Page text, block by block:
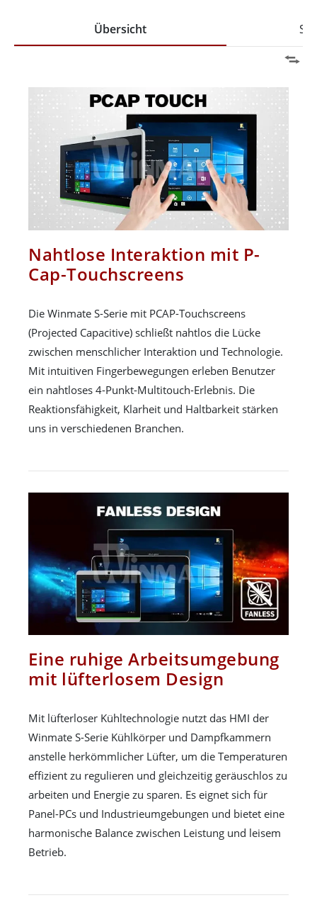
Übersicht
Nahtlose Interaktion mit P-
Cap-Touchscreens
Die Winmate S-Serie mit PCAP-Touchscreens
(Projected Capacitive) schließt nahtlos die Lücke
zwischen menschlicher Interaktion und Technologie.
Mit intuitiven Fingerbewegungen erleben Benutzer
ein nahtloses 4-Punkt-Multitouch-Erlebnis. Die
Reaktionsfähigkeit, Klarheit und Haltbarkeit stärken
uns in verschiedenen Branchen.
Eine ruhige Arbeitsumgebung
mit lüfterlosem Design
Mit lüfterloser Kühltechnologie nutzt das HMI der
Winmate S-Serie Kühlkörper und Dampfkammern
anstelle herkömmlicher Lüfter, um die Temperaturen
effizient zu regulieren und gleichzeitig geräuschlos zu
arbeiten und Energie zu sparen. Es eignet sich für
Panel-PCs und Industrieumgebungen und bietet eine
harmonische Balance zwischen Leistung und leisem
Betrieb.